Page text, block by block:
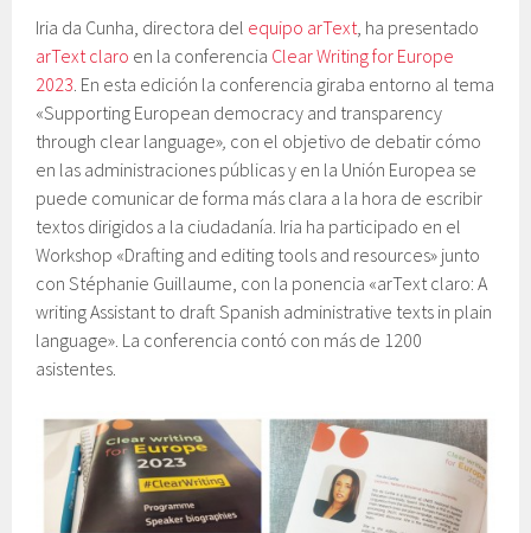
Iria da Cunha, directora del equipo arText, ha presentado
arText claro en la conferencia Clear Writing for Europe
2023. En esta edición la conferencia giraba entorno al tema
«Supporting European democracy and transparency
through clear language», con el objetivo de debatir cómo
en las administraciones públicas y en la Unión Europea se
puede comunicar de forma más clara a la hora de escribir
textos dirigidos a la ciudadanía. Iria ha participado en el
Workshop «Drafting and editing tools and resources» junto
con Stéphanie Guillaume, con la ponencia «arText claro: A
writing Assistant to draft Spanish administrative texts in plain
language». La conferencia contó con más de 1200
asistentes.